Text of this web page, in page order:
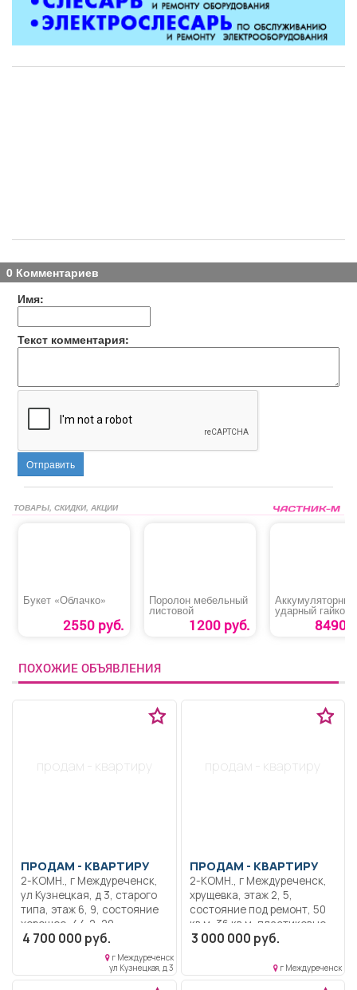
0 Комментариев
Имя:
Текст комментария:
Отправить
ТОВАРЫ, СКИДКИ, АКЦИИ
Букет «Облачко»
2550 руб.
Поролон мебельный
листовой
1200 руб.
Аккумуляторный
ударный
«Denzel CIWH-
8490
ПОХОЖИЕ ОБЪЯВЛЕНИЯ
продам - квартиру
ПРОДАМ - КВАРТИРУ
2-КОМН., г Междуреченск,
ул Кузнецкая, д 3, старого
типа, этаж 6, 9, состояние
хорошее, 44,2, 29,
пластиковые окна,
застекленный балкон,
светлая, очень теплая,
комнаты изолированы,
4 700 000 руб.
г Междуреченск
ул Кузнецкая, д 3
продам - квартиру
ПРОДАМ - КВАРТИРУ
2-КОМН., г Междуреченск,
хрущевка, этаж 2, 5,
состояние под ремонт, 50
кв.м, 36 кв.м, пластиковые
окна, не угловая, без
3 000 000 руб.
г Междуреченск